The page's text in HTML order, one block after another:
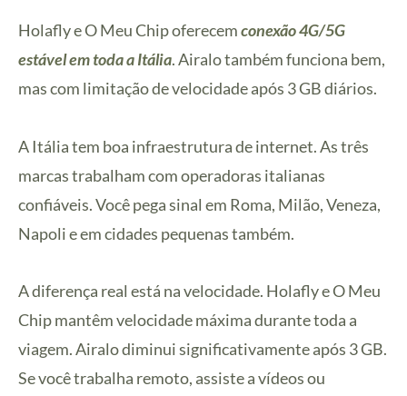
Holafly e O Meu Chip oferecemconexão 4G/5G
estável em toda a Itália. Airalo também funciona bem,
mas com limitação de velocidade após 3 GB diários.
A Itália tem boa infraestrutura de internet. As três
marcas trabalham com operadoras italianas
confiáveis. Você pega sinal em Roma, Milão, Veneza,
Napoli e em cidades pequenas também.
A diferença real está na velocidade. Holafly e O Meu
Chip mantêm velocidade máxima durante toda a
viagem. Airalo diminui significativamente após 3 GB.
Se você trabalha remoto, assiste a vídeos ou